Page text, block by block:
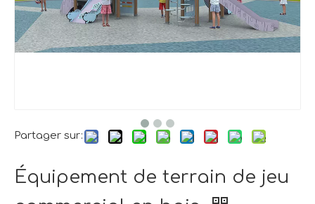
Partager sur:
Équipement de terrain de jeu